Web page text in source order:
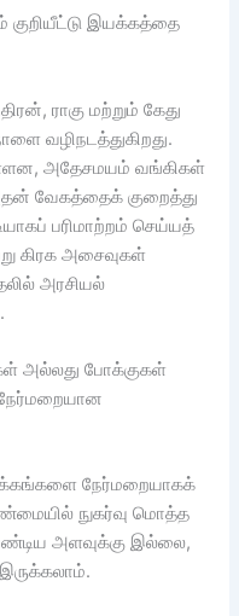
குறியீட்டு இயக்கத்தை
ராகு மற்றும் கேது
வழிநடத்துகிறது.
அதேசமயம் வங்கிகள்
வேகத்தைக் குறைத்து
பரிமாற்றம் செய்யத்
கிரக அசைவுகள்
அரசியல்
அல்லது போக்குகள்
நேர்மறையாகக்
நுகர்வு மொத்த
அளவுக்கு இல்லை,